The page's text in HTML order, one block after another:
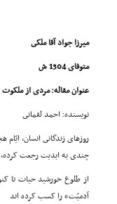
میرزا جواد آقا ملکى
متوفاى 1304 ش
عنوان مقاله: مردى از ملکوت
نویسنده: احمد لقمانى
روزهاى زندگانى انسان،
چندى به ابدیت رجعت کرده،
از طلوع خورشید حیات تا
آدمیّت» را کسب کرده اند